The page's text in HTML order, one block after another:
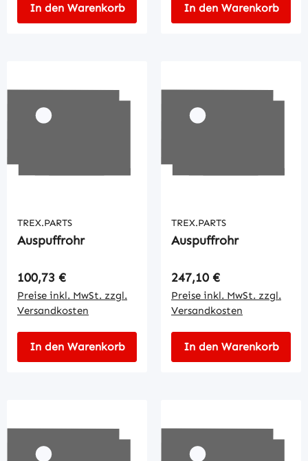
In den Warenkorb In den Warenkorb
TREX.PARTS
Auspuffrohr
Regulärer Preis:
100,73 €
Preise inkl. MwSt. zzgl.
Versandkosten
In den Warenkorb
TREX.PARTS
Auspuffrohr
Regulärer Preis:
247,10 €
Preise inkl. MwSt. zzgl.
Versandkosten
In den Warenkorb